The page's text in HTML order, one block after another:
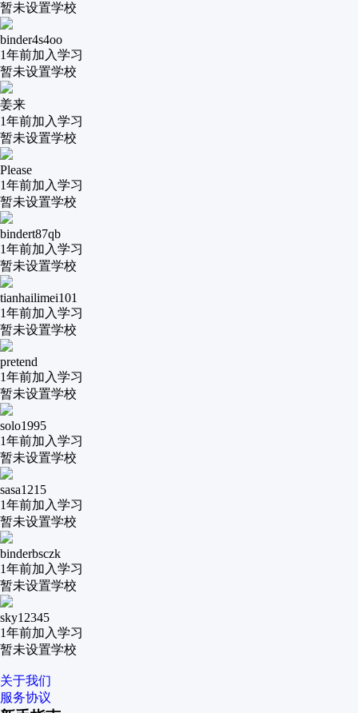
暂未设置学校
binder4s4oo
1年前加入学习
暂未设置学校
姜来
1年前加入学习
暂未设置学校
Please
1年前加入学习
暂未设置学校
bindert87qb
1年前加入学习
暂未设置学校
tianhailimei101
1年前加入学习
暂未设置学校
pretend
1年前加入学习
暂未设置学校
solo1995
1年前加入学习
暂未设置学校
sasa1215
1年前加入学习
暂未设置学校
binderbsczk
1年前加入学习
暂未设置学校
sky12345
1年前加入学习
暂未设置学校
关于我们
服务协议